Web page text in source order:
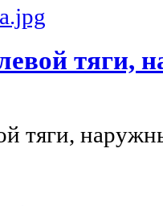
тяги,
тяги,